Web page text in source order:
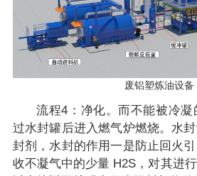
废铝塑炼油设备
流程4：净化。而不能被冷
过水封罐后进入燃气炉燃烧。水
封剂，水封的作用一是防止回火
收不凝气中的少量 H2S，对其进